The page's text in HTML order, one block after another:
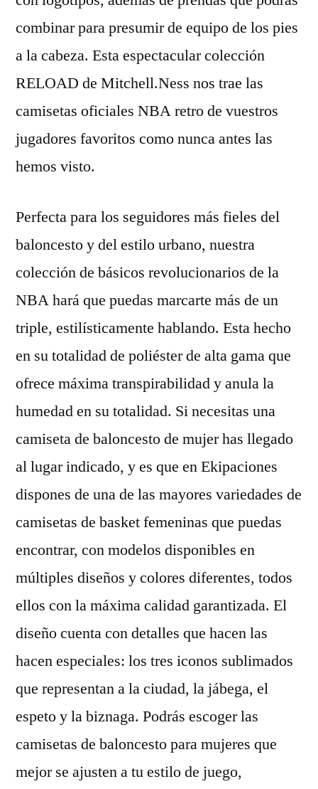
combinar para presumir de equipo de los pies
a la cabeza. Esta espectacular colección
RELOAD de Mitchell.Ness nos trae las
camisetas oficiales NBA retro de vuestros
jugadores favoritos como nunca antes las
hemos visto.
Perfecta para los seguidores más fieles del
baloncesto y del estilo urbano, nuestra
colección de básicos revolucionarios de la
NBA hará que puedas marcarte más de un
triple, estilísticamente hablando. Esta hecho
en su totalidad de poliéster de alta gama que
ofrece máxima transpirabilidad y anula la
humedad en su totalidad. Si necesitas una
camiseta de baloncesto de mujer has llegado
al lugar indicado, y es que en Ekipaciones
dispones de una de las mayores variedades de
camisetas de basket femeninas que puedas
encontrar, con modelos disponibles en
múltiples diseños y colores diferentes, todos
ellos con la máxima calidad garantizada. El
diseño cuenta con detalles que hacen las
hacen especiales: los tres iconos sublimados
que representan a la ciudad, la jábega, el
espeto y la biznaga. Podrás escoger las
camisetas de baloncesto para mujeres que
mejor se ajusten a tu estilo de juego,